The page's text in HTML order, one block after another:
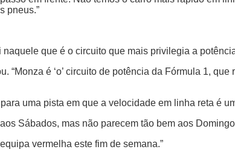
pneus.”
que é o circuito que mais privilegia a
é ‘o’ circuito de potência da Fórmula 1,
uma pista em que a velocidade em linha reta é
Sábados, mas não parecem tão bem aos
vermelha este fim de semana.”